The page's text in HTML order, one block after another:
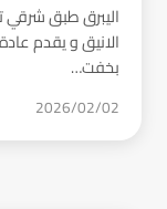
اليبرق طبق شرقي
الانيق و يقدم
بخفت…
2026/02/02